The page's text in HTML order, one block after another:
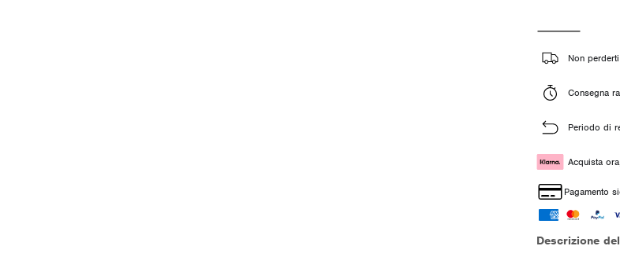
Non
Consegna
Periodo di
Acquista
Pagamento
Descrizione